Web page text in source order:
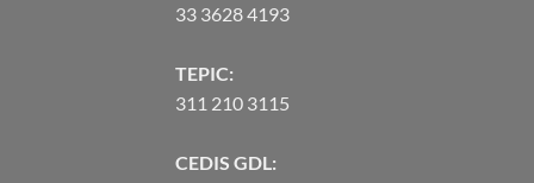
33 3628 4193
TEPIC:
311 210 3115
CEDIS GDL: